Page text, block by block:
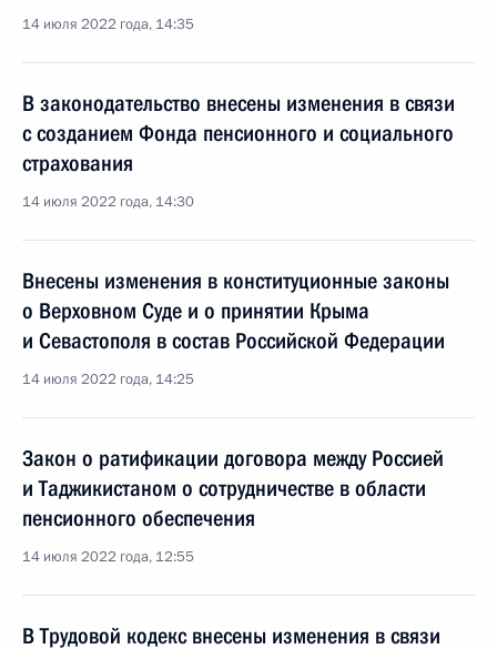
14 июля 2022 года, 14:35
В законодательство внесены изменения в связи
с созданием Фонда пенсионного и социального
страхования
14 июля 2022 года, 14:30
Внесены изменения в конституционные законы
о Верховном Суде и о принятии Крыма
и Севастополя в состав Российской Федерации
14 июля 2022 года, 14:25
Закон о ратификации договора между Россией
и Таджикистаном о сотрудничестве в области
пенсионного обеспечения
14 июля 2022 года, 12:55
В Трудовой кодекс внесены изменения в связи